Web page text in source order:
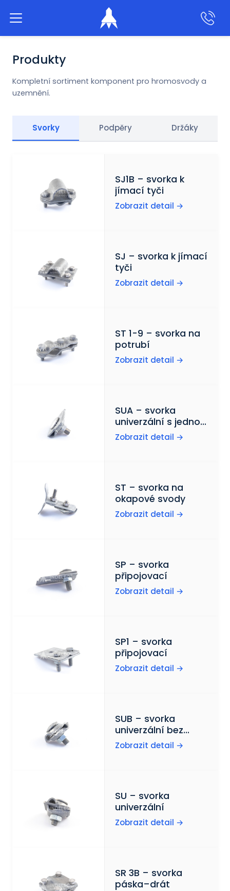
Klasické hromosvody
Služby
Naše práce
Kontakt
Produkty
Kompletní sortiment komponent pro hromosvody a
uzemnění.
Svorky Podpěry Držáky
SJ1B – svorka k
jímací tyči
Zobrazit detail →
SJ – svorka k jímací
tyči
Zobrazit detail →
ST 1-9 – svorka na
potrubí
Zobrazit detail →
SUA – svorka
univerzální s jednou
příložkou
Zobrazit detail →
ST – svorka na
okapové svody
Zobrazit detail →
SP – svorka
připojovací
Zobrazit detail →
SP1 – svorka
připojovací
Zobrazit detail →
SUB – svorka
univerzální bez
středové destičky
Zobrazit detail →
SU – svorka
univerzální
Zobrazit detail →
SR 3B – svorka
páska–drát